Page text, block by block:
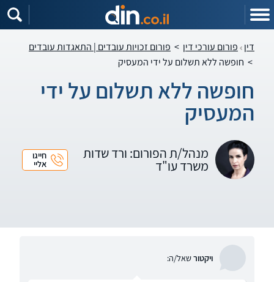
דין פורום עורכי דין > פורום זכויות עובדים | התאגדות עובדים
> חופשה ללא תשלום על ידי המעסיק
חופשה ללא תשלום על ידי
המעסיק
מנהל/ת הפורום: ורד שדות
משרד עו"ד
חייגו
אליי
ויקטורשאל/ה: